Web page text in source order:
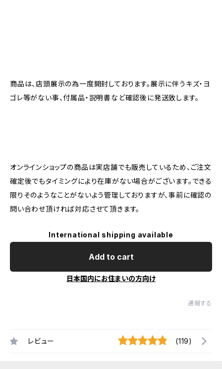
商品は、店頭展示の為一度開封しております。展示に伴うキズ・ヨ
ゴレ等がない事、付属品・説明書など確認後に発送致します。
オンラインショップの商品は実店舗でも販売しているため、ご注文
確定後でもタイミングにより在庫がない場合がございます。できる
限りそのようなことがないよう管理しておりますが、事前に確認の
問い合わせ頂ければ対応させて頂きます。
International shipping available
Add to cart
日本国内にお住まいの方向け
通報する
レビュー (119)